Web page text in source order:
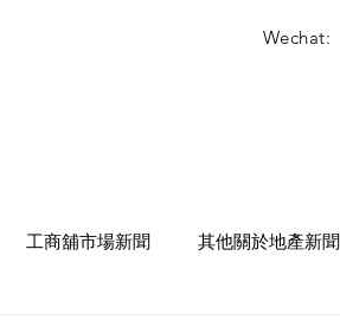
Wechat:
工商舖市場新聞 其他關於地產新聞